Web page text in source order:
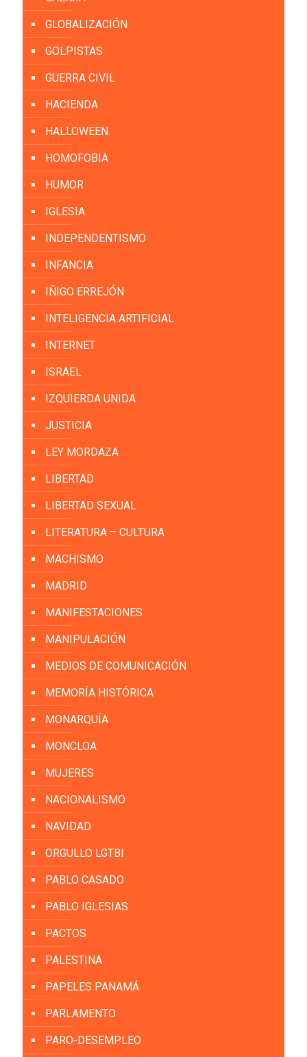
GLOBALIZACIÓN
GOLPISTAS
GUERRA CIVIL
HACIENDA
HALLOWEEN
HOMOFOBIA
HUMOR
IGLESIA
INDEPENDENTISMO
INFANCIA
IÑIGO ERREJÓN
INTELIGENCIA ARTIFICIAL
INTERNET
ISRAEL
IZQUIERDA UNIDA
JUSTICIA
LEY MORDAZA
LIBERTAD
LIBERTAD SEXUAL
LITERATURA – CULTURA
MACHISMO
MADRID
MANIFESTACIONES
MANIPULACIÓN
MEDIOS DE COMUNICACIÓN
MEMORÍA HISTÓRICA
MONARQUÍA
MONCLOA
MUJERES
NACIONALISMO
NAVIDAD
ORGULLO LGTBI
PABLO CASADO
PABLO IGLESIAS
PACTOS
PALESTINA
PAPELES PANAMÁ
PARLAMENTO
PARO-DESEMPLEO